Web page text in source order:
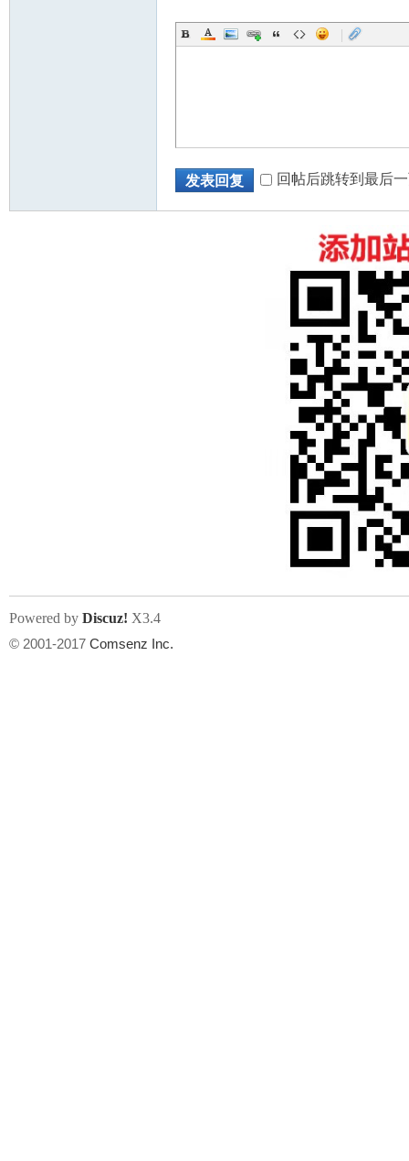
|
发表回复 回帖后跳转到最后
Powered by Discuz! X3.4
© 2001-2017 Comsenz Inc.